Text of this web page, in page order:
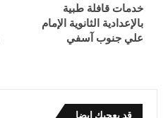
خدمات قافلة طبية
بالإعدادية الثانوية الإمام
علي جنوب آسفي